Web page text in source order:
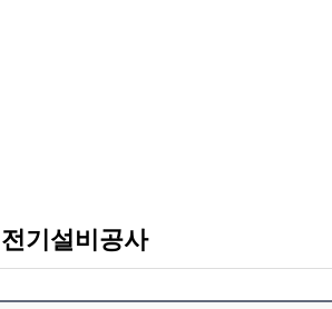
기설비공사